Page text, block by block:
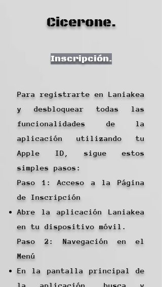
Cicerone.
Inscripción.
Para registrarte en Laniakea
y desbloquear todas las
funcionalidades de la
aplicación utilizando tu
Apple ID, sigue estos
simples pasos:
Paso 1: Acceso a la Página
de Inscripción
Abre la aplicación Laniakea
en tu dispositivo móvil.
Paso 2: Navegación en el
Menú
En la pantalla principal de
la aplicación, busca y